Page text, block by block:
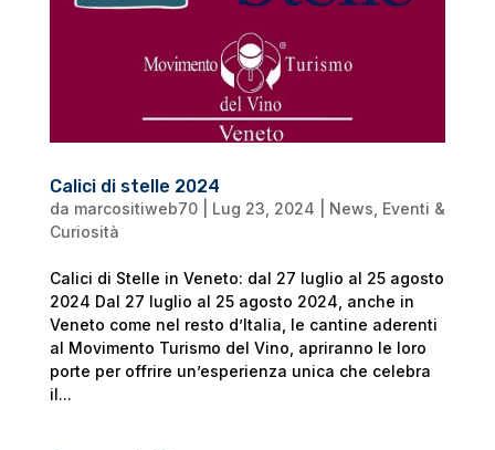
Calici di stelle 2024
da marcositiweb70| Lug 23, 2024
News, Eventi &
Curiosità
Calici di Stelle in Veneto: dal 27 luglio al 25 agosto
2024 Dal 27 luglio al 25 agosto 2024, anche in
Veneto come nel resto d’Italia, le cantine aderenti
al Movimento Turismo del Vino, apriranno le loro
porte per offrire un’esperienza unica che celebra
il...